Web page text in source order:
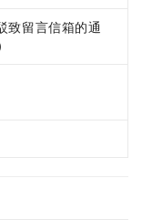
致留言信箱的通